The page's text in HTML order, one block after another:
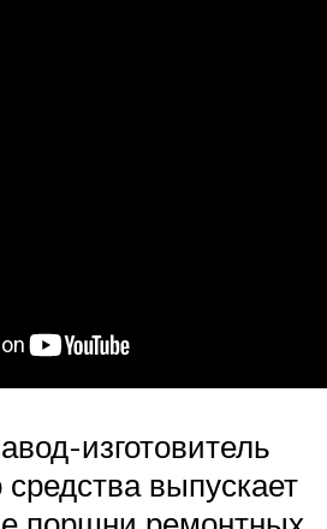
изготовитель
средства выпускает